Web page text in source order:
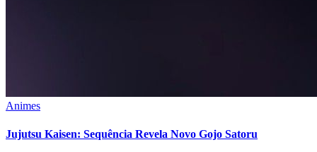
Animes
Jujutsu Kaisen: Sequência Revela Novo Gojo Satoru